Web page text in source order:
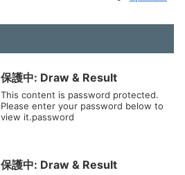
保護中: Draw & Result
This content is password protected.
Please enter your password below to
view it.password
保護中: Draw & Result